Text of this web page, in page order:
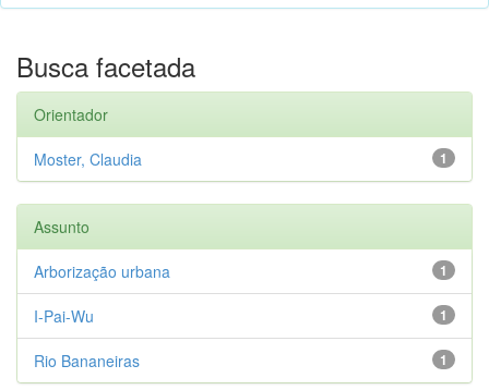
Busca facetada
Orientador
1
Moster, Claudia
Assunto
1
Arborização urbana
1
I-Pai-Wu
1
Rio Bananeiras